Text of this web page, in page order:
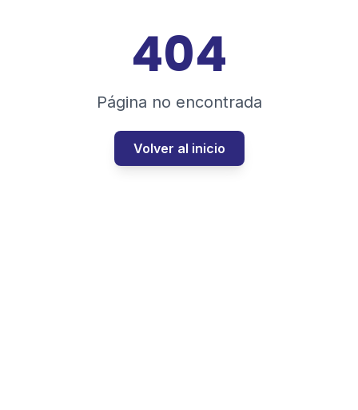
404
Página no encontrada
Volver al inicio